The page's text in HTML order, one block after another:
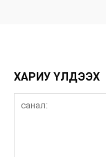
ХАРИУ ҮЛДЭЭХ